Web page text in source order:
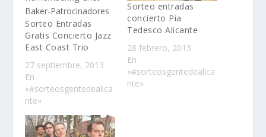
Sorteo Entradas
Gratis Concierto Jazz
East Coast Trio
27 septiembre, 2013
En
«#sorteosgentedealica
nte»
Sorteo entradas
concierto Pia
Tedesco Alicante
28 febrero, 2013
En
«#sorteosgentedealica
nte»